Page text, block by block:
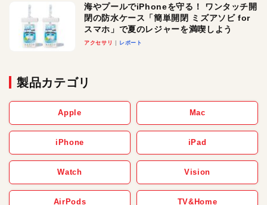
海やプールでiPhoneを守る！ ワンタッチ開
閉の防水ケース「簡単開閉 ミズアソビ for
スマホ」で夏のレジャーを満喫しよう
アクセサリ レポート
製品カテゴリ
Apple Mac
iPhone iPad
Watch Vision
AirPods TV&Home